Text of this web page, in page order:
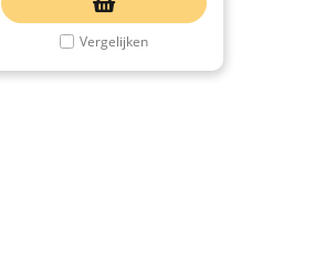
Vergelijken